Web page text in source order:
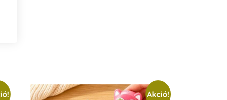
Akció!